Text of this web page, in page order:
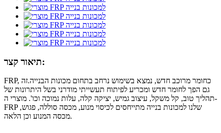
תיאור קצר:
FRP, כחומר מרוכב חדש, נמצא בשימוש נרחב בתחום מכונות הבנייה.זה
גם הפך לחומר חדש ומכריע לפיתוח תעשייתי מודרני בשל היתרונות של
תהליך טוב, קל משקל, עיצוב גמיש, יציקה קלה, עלות נמוכה וכו'. מוצרי ה-
FRP שלנו למכונות בנייה מתייחסים לכיסוי מנוע, מכסה סוללה, פגוש,
מכסה המנוע וכן הלאה.